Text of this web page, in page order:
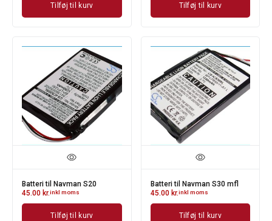
Tilføj til kurv Tilføj til kurv
Batteri til Navman S20
45.00 kr.inkl moms
Tilføj til kurv
Batteri til Navman S30 mfl
45.00 kr.inkl moms
Tilføj til kurv